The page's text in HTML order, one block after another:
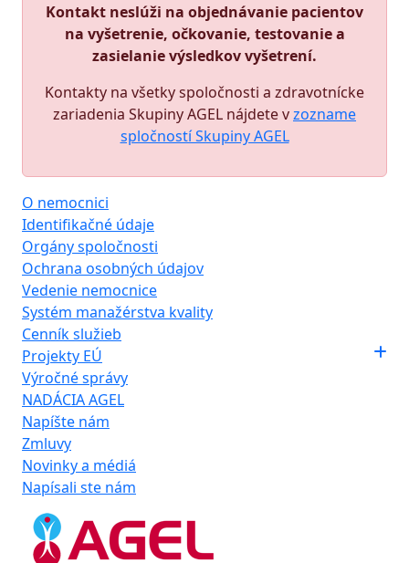
Kontakt neslúži na objednávanie pacientov
na vyšetrenie, očkovanie, testovanie a
zasielanie výsledkov vyšetrení.
Kontakty na všetky spoločnosti a zdravotnícke
zariadenia Skupiny AGEL nájdete vzozname
spločností Skupiny AGEL
O nemocnici
Identifikačné údaje
Orgány spoločnosti
Ochrana osobných údajov
Vedenie nemocnice
Systém manažérstva kvality
Cenník služieb
Projekty EÚ
Výročné správy
NADÁCIA AGEL
Napíšte nám
Zmluvy
Novinky a médiá
Napísali ste nám